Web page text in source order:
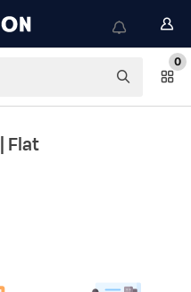
0
| Flat